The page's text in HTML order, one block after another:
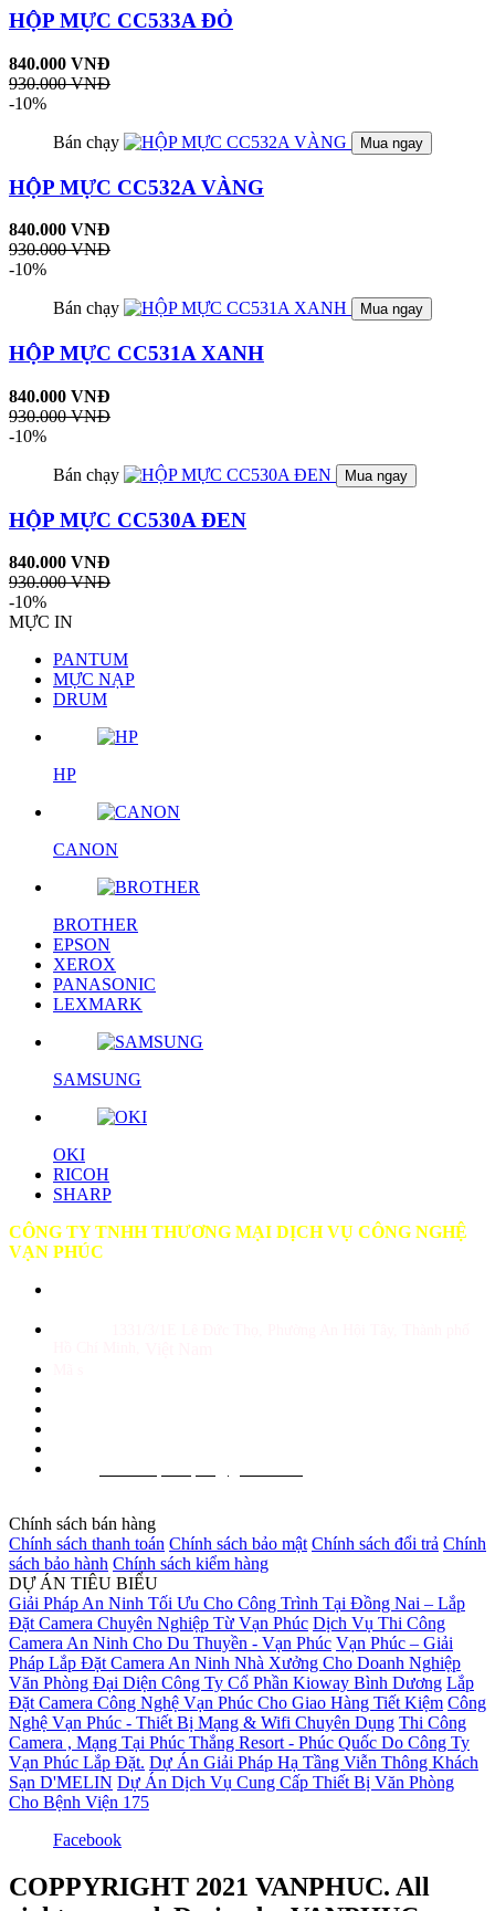
HỘP MỰC CC533A ĐỎ
840.000 VNĐ
930.000 VNĐ
-10%
Bán chạy Mua ngay
HỘP MỰC CC532A VÀNG
840.000 VNĐ
930.000 VNĐ
-10%
Bán chạy Mua ngay
HỘP MỰC CC531A XANH
840.000 VNĐ
930.000 VNĐ
-10%
Bán chạy Mua ngay
HỘP MỰC CC530A ĐEN
840.000 VNĐ
930.000 VNĐ
-10%
MỰC IN
PANTUM
MỰC NẠP
DRUM
HP
CANON
BROTHER
EPSON
XEROX
PANASONIC
LEXMARK
SAMSUNG
OKI
RICOH
SHARP
CÔNG TY TNHH THƯƠNG MẠI DỊCH VỤ CÔNG NGHỆ
VẠN PHÚC
Chính sách bán hàng
Chính sách thanh toán Chính sách bảo mật Chính sách đổi trả Chính
sách bảo hành Chính sách kiểm hàng
DỰ ÁN TIÊU BIỂU
Giải Pháp An Ninh Tối Ưu Cho Công Trình Tại Đồng Nai – Lắp
Đặt Camera Chuyên Nghiệp Từ Vạn Phúc Dịch Vụ Thi Công
Camera An Ninh Cho Du Thuyền - Vạn Phúc Vạn Phúc – Giải
Pháp Lắp Đặt Camera An Ninh Nhà Xưởng Cho Doanh Nghiệp
Văn Phòng Đại Diện Công Ty Cổ Phần Kioway Bình Dương Lắp
Đặt Camera Công Nghệ Vạn Phúc Cho Giao Hàng Tiết Kiệm Công
Nghệ Vạn Phúc - Thiết Bị Mạng & Wifi Chuyên Dụng Thi Công
Camera , Mạng Tại Phúc Thắng Resort - Phúc Quốc Do Công Ty
Vạn Phúc Lắp Đặt. Dự Án Giải Pháp Hạ Tầng Viễn Thông Khách
Sạn D'MELIN Dự Án Dịch Vụ Cung Cấp Thiết Bị Văn Phòng
Cho Bệnh Viện 175
Facebook
COPPYRIGHT 2021 VANPHUC. All